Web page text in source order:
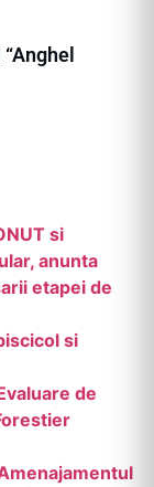
si
anunta
etapei de
si
de